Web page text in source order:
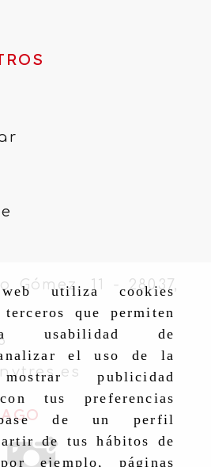
utiliza cookies
que permiten
usabilidad de
el uso de la
publicidad
tus preferencias
de un perfil
de tus hábitos de
ejemplo, páginas
Gómez, 11 - 28037,
ventas